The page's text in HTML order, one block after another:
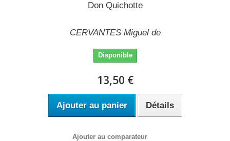
Don Quichotte
CERVANTES Miguel de
Disponible
13,50 €
Ajouter au panier Détails
Ajouter au comparateur